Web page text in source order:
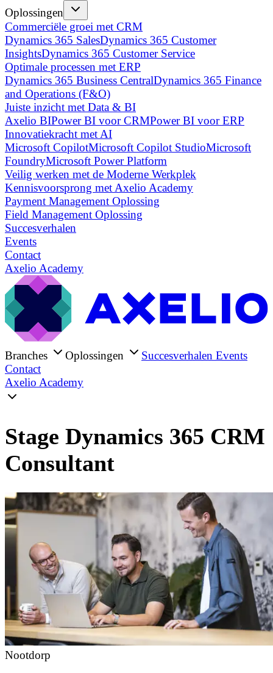
Oplossingen
Commerciële groei met CRM
Dynamics 365 SalesDynamics 365 Customer
InsightsDynamics 365 Customer Service
Optimale processen met ERP
Dynamics 365 Business CentralDynamics 365 Finance
and Operations (F&O)
Juiste inzicht met Data & BI
Axelio BIPower BI voor CRMPower BI voor ERP
Innovatiekracht met AI
Microsoft CopilotMicrosoft Copilot StudioMicrosoft
FoundryMicrosoft Power Platform
Veilig werken met de Moderne Werkplek
Kennisvoorsprong met Axelio Academy
Payment Management Oplossing
Field Management Oplossing
Succesverhalen
Events
Contact
Axelio Academy
Branches Oplossingen Succesverhalen Events
Contact
Axelio Academy
Stage Dynamics 365 CRM
Consultant
Nootdorp